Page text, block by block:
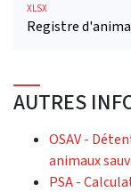
XLSX
Registre
AUTRES
OSAV -
animaux
PSA -